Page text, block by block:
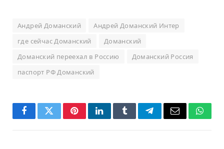
Андрей Доманский
Андрей Доманский Интер
где сейчас Доманский
Доманский
Доманский переехал в Россию
Доманский Россия
паспорт РФ Доманский
FacebookTwitterPinterestLinkedInTumblrTelegramEmail